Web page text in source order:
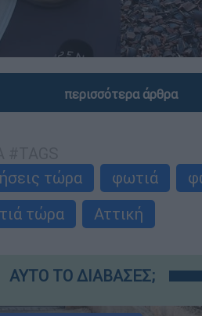
περισσότερα άρθρα
τώρα
φωτιά
τώρα
Αττική
ΑΥΤΟ ΤΟ ΔΙΑΒΑΣΕΣ;